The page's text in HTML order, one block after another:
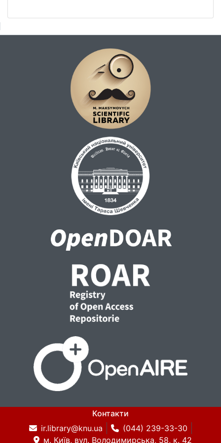
сейсмічної небезпеки на досліджуваних
розробки ефективних заходів із
забезпечення сейсмостійкості
проектованих і наявних об'єктів.
Контакти
ir.library@knu.ua
(044) 239-33-30
м. Київ, вул. Володимирська, 58, к. 42